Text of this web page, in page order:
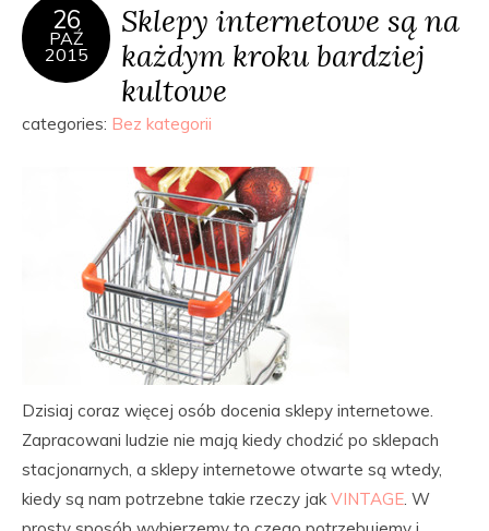
26
PAŹ
2015
Sklepy internetowe są na
każdym kroku bardziej
kultowe
categories: Bez kategorii
Dzisiaj coraz więcej osób docenia sklepy internetowe.
Zapracowani ludzie nie mają kiedy chodzić po sklepach
stacjonarnych, a sklepy internetowe otwarte są wtedy,
kiedy są nam potrzebne takie rzeczy jakVINTAGE. W